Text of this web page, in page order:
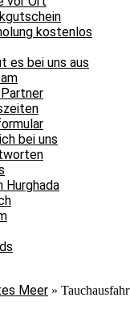
kostenlos
es bei uns aus
bei uns
Hurghada
Meer »